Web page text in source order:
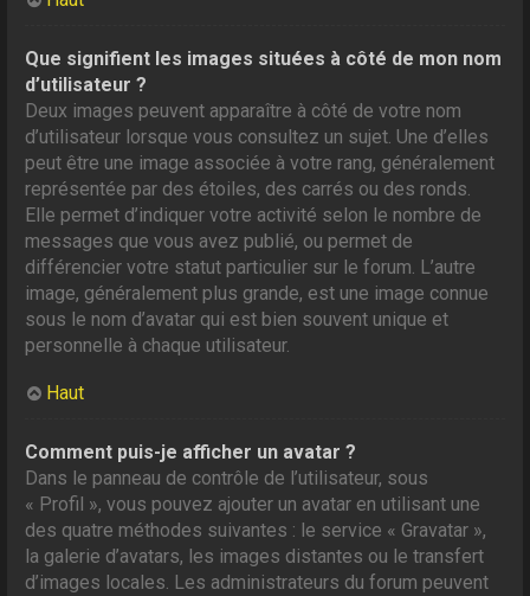
Que signifient les images situées à côté de mon nom
d’utilisateur ?
Deux images peuvent apparaître à côté de votre nom
d’utilisateur lorsque vous consultez un sujet. Une d’elles
peut être une image associée à votre rang, généralement
représentée par des étoiles, des carrés ou des ronds.
Elle permet d’indiquer votre activité selon le nombre de
messages que vous avez publié, ou permet de
différencier votre statut particulier sur le forum. L’autre
image, généralement plus grande, est une image connue
sous le nom d’avatar qui est bien souvent unique et
personnelle à chaque utilisateur.
Haut
Comment puis-je afficher un avatar ?
Dans le panneau de contrôle de l’utilisateur, sous
« Profil », vous pouvez ajouter un avatar en utilisant une
des quatre méthodes suivantes : le service « Gravatar »,
la galerie d’avatars, les images distantes ou le transfert
d’images locales. Les administrateurs du forum peuvent